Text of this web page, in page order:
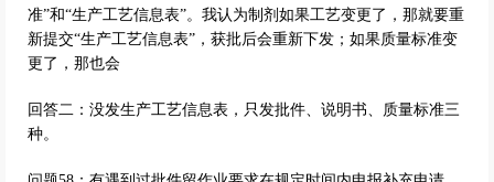
准”和“生产工艺信息表”。我认为制剂如果工艺变更了，那就要重
新提交“生产工艺信息表”，获批后会重新下发；如果质量标准变
更了，那也会
回答二：没发生产工艺信息表，只发批件、说明书、质量标准三
种。